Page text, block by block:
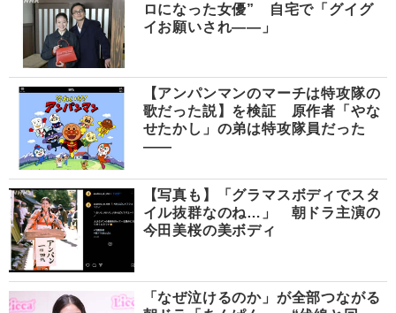
ロになった女優” 自宅で「グイグ
イお願いされ――」
【アンパンマンのマーチは特攻隊の
歌だった説】を検証 原作者「やな
せたかし」の弟は特攻隊員だった
――
【写真も】「グラマスボディでスタ
イル抜群なのね…」 朝ドラ主演の
今田美桜の美ボディ
「なぜ泣けるのか」が全部つながる